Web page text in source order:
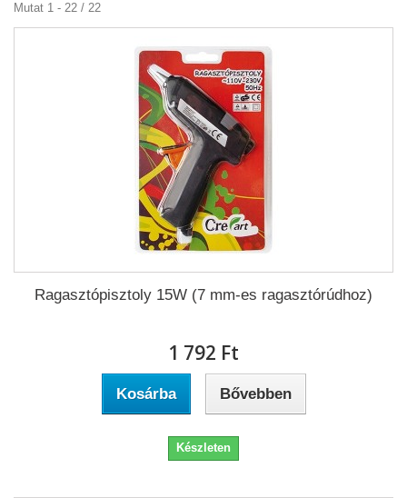
Mutat 1 - 22 / 22
Ragasztópisztoly 15W (7 mm-es ragasztórúdhoz)
1 792 Ft‎
Kosárba Bővebben
Készleten